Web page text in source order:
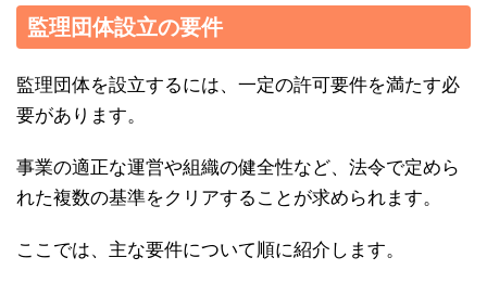
監理団体設立の要件
監理団体を設立するには、一定の許可要件を満たす必
要があります。
事業の適正な運営や組織の健全性など、法令で定めら
れた複数の基準をクリアすることが求められます。
ここでは、主な要件について順に紹介します。